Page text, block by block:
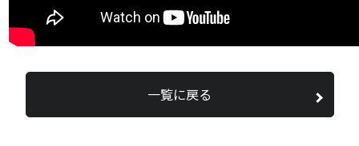
一覧に戻る